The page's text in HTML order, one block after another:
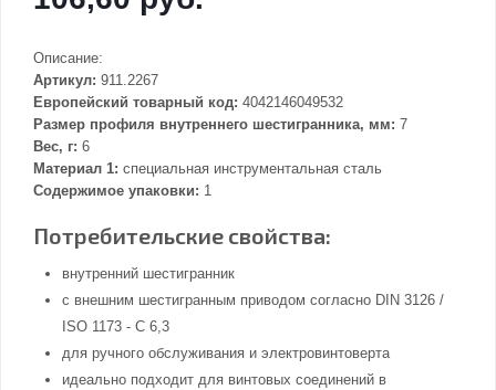
Описание:
Артикул: 911.2267
Европейский товарный код: 4042146049532
Размер профиля внутреннего шестигранника, мм: 7
Вес, г: 6
Материал 1: специальная инструментальная сталь
Содержимое упаковки: 1
Потребительские свойства:
внутренний шестигранник
с внешним шестигранным приводом согласно DIN 3126 /
ISO 1173 - C 6,3
для ручного обслуживания и электровинтоверта
идеально подходит для винтовых соединений в